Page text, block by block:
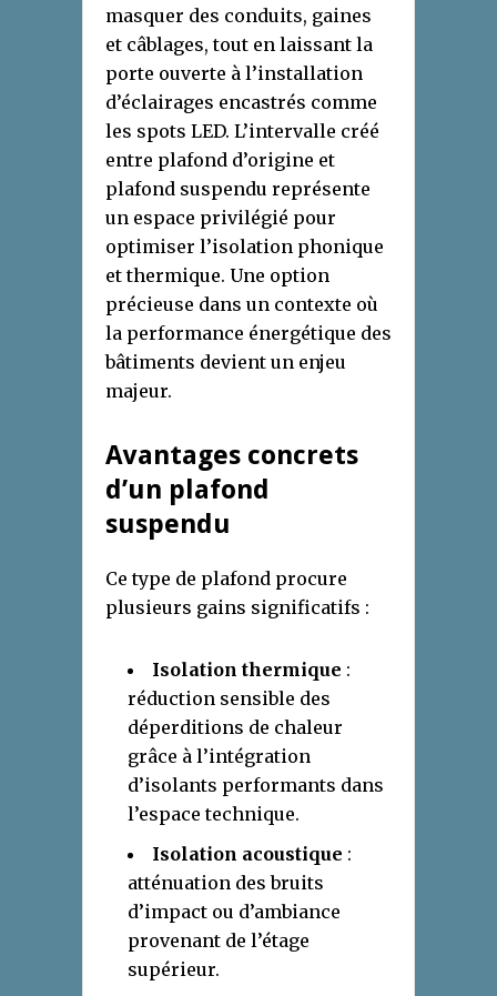
masquer des conduits, gaines
et câblages, tout en laissant la
porte ouverte à l’installation
d’éclairages encastrés comme
les spots LED. L’intervalle créé
entre plafond d’origine et
plafond suspendu représente
un espace privilégié pour
optimiser l’isolation phonique
et thermique. Une option
précieuse dans un contexte où
la performance énergétique des
bâtiments devient un enjeu
majeur.
Avantages concrets
d’un plafond
suspendu
Ce type de plafond procure
plusieurs gains significatifs :
Isolation thermique :
réduction sensible des
déperditions de chaleur
grâce à l’intégration
d’isolants performants dans
l’espace technique.
Isolation acoustique :
atténuation des bruits
d’impact ou d’ambiance
provenant de l’étage
supérieur.